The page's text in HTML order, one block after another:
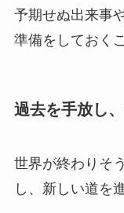
予期せぬ出来事
準備をしておく
過去を手放し
世界が終わりそ
し、新しい道を